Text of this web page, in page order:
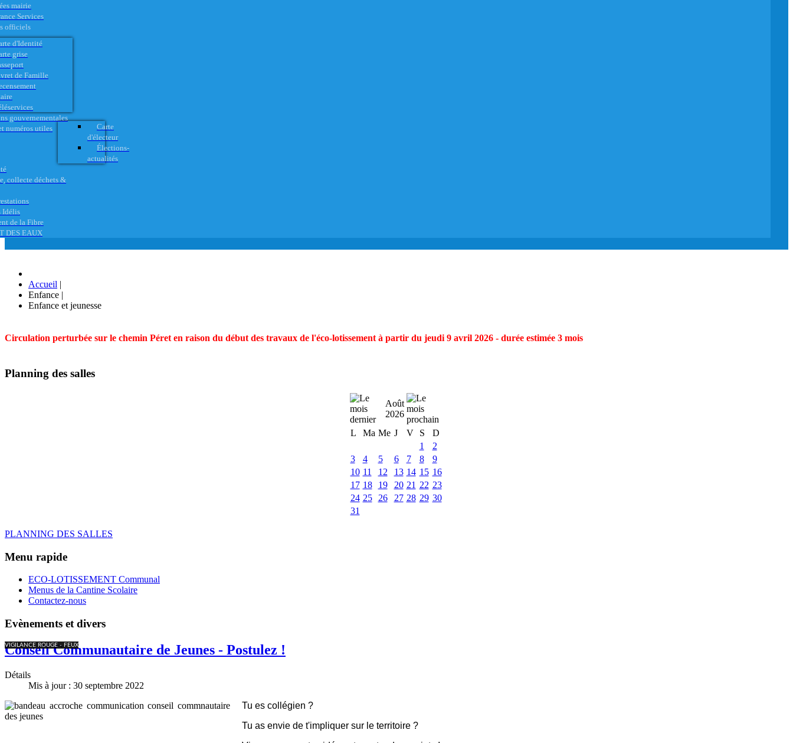
mairie
Services
officiels
d'Identité
grise
de Famille
gouvernementales
numéros utiles
Carte
d'électeur
Élections-
actualités
collecte déchets &
Idélis
de la Fibre
DES EAUX
Accueil |
Enfance |
Enfance et jeunesse
Circulation perturbée sur le chemin Péret en raison du début des travaux de l'éco-lotissement à partir du jeudi 9 avril 2026 - durée estimée 3 mois
Planning des salles
Août
2026
L
Ma Me J V S
D
1
2
3
4 5 6 7 8
9
10 11 12 13 14 15 16
17 18 19 20 21 22 23
24 25 26 27 28 29 30
31
PLANNING DES SALLES
Menu rapide
ECO-LOTISSEMENT Communal
Menus de la Cantine Scolaire
Contactez-nous
Evènements et divers
VIGILANCE ROUGE - FEUX
Conseil Communautaire de Jeunes - Postulez !
Détails
Mis à jour : 30 septembre 2022
Tu es collégien ?
Tu as envie de t'impliquer sur le territoire ?